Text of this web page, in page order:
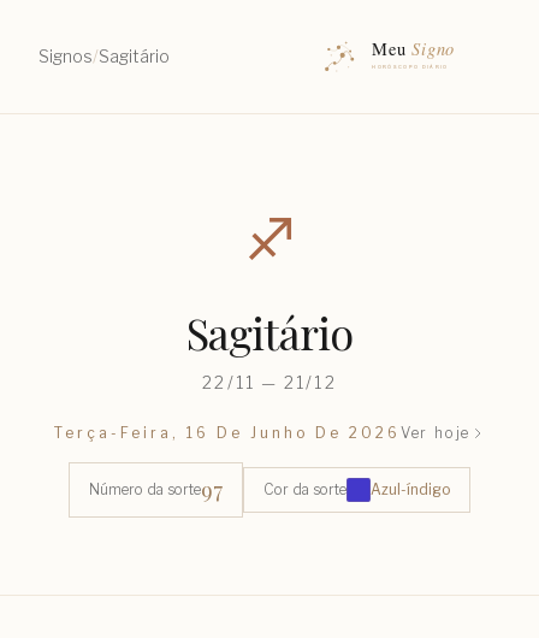
Signos/Sagitário
♐︎
Sagitário
22/11 — 21/12
Terça-Feira, 16 De Junho De 2026 Ver hoje
Número da sorte97 Cor da sorte Azul-índigo